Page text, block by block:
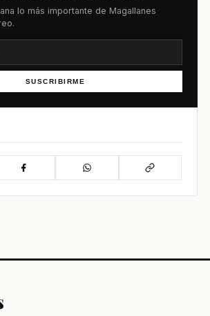
lo más importante de Magallanes
SUSCRIBIRME